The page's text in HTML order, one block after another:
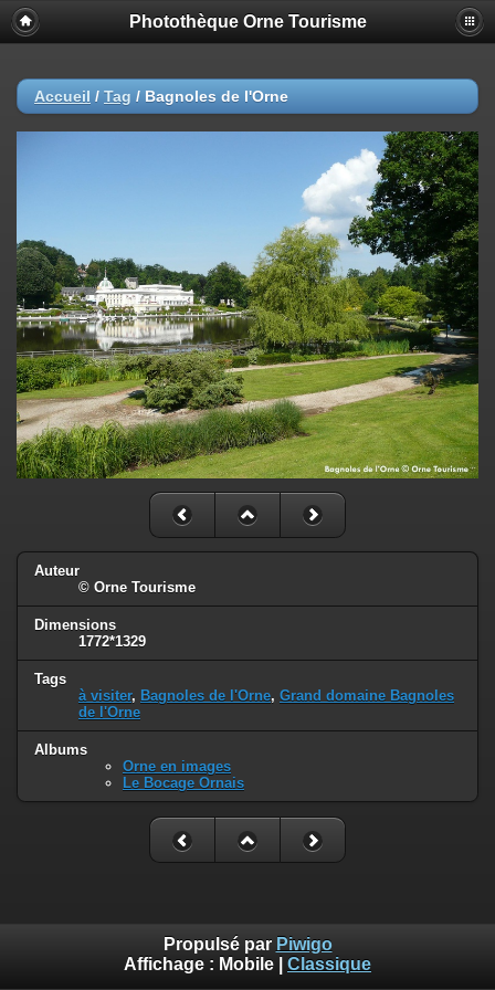
Photothèque Orne Tourisme
Accueil / Tag / Bagnoles de l'Orne
Auteur
© Orne Tourisme
Dimensions
1772*1329
Tags
à visiter, Bagnoles de l'Orne, Grand domaine Bagnoles
de l'Orne
Albums
Orne en images
Le Bocage Ornais
Propulsé par Piwigo
Affichage : Mobile Classique